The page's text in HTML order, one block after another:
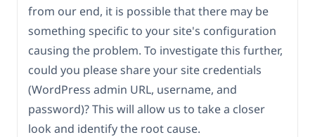
from our end, it is possible that there may be
something specific to your site's configuration
causing the problem. To investigate this further,
could you please share your site credentials
(WordPress admin URL, username, and
password)? This will allow us to take a closer
look and identify the root cause.